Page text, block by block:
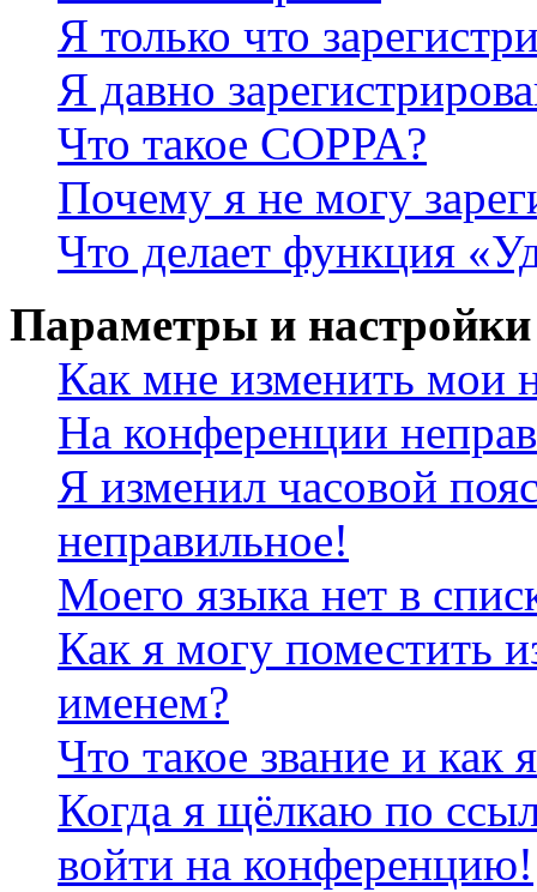
Я только что
Я давно
Что такое COPPA?
Почему я не могу
Что делает функция
Параметры и настройки
Как мне изменить мои
На конференции
Я изменил часовой
неправильное!
Моего языка нет в
Как я могу поместить
именем?
Что такое звание и как
Когда я щёлкаю по
войти на конференцию!